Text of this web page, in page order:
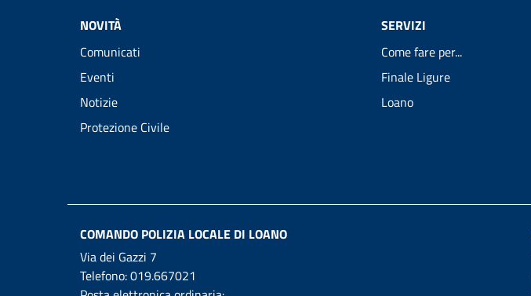
NOVITÀ
Comunicati
Eventi
Notizie
Protezione Civile
SERVIZI
Come fare per...
Finale Ligure
Loano
COMANDO POLIZIA LOCALE DI LOANO
Via dei Gazzi 7
Telefono:019.667021